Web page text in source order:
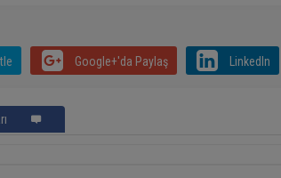
Google+'da Paylaş LinkedIn